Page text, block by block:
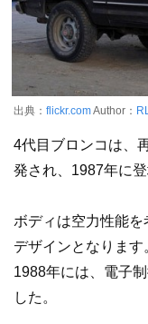
出典： flickr.comAuthor：
4代目ブロンコは、
発され、1987年に登
ボディは空力性能
デザインとなります
1988年には、電子
した。